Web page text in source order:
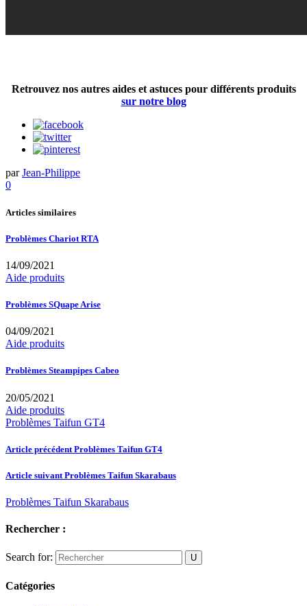
Retrouvez nos autres aides et astuces pour différents produits
sur notre blog
par Jean-Philippe
0
Articles similaires
Problèmes Chariot RTA
14/09/2021
Aide produits
Problèmes SQuape Arise
04/09/2021
Aide produits
Problèmes Steampipes Cabeo
20/05/2021
Aide produits
Problèmes Taifun GT4
Article précédent Problèmes Taifun GT4
Article suivant Problèmes Taifun Skarabaus
Problèmes Taifun Skarabaus
Rechercher :
Search for:
Catégories